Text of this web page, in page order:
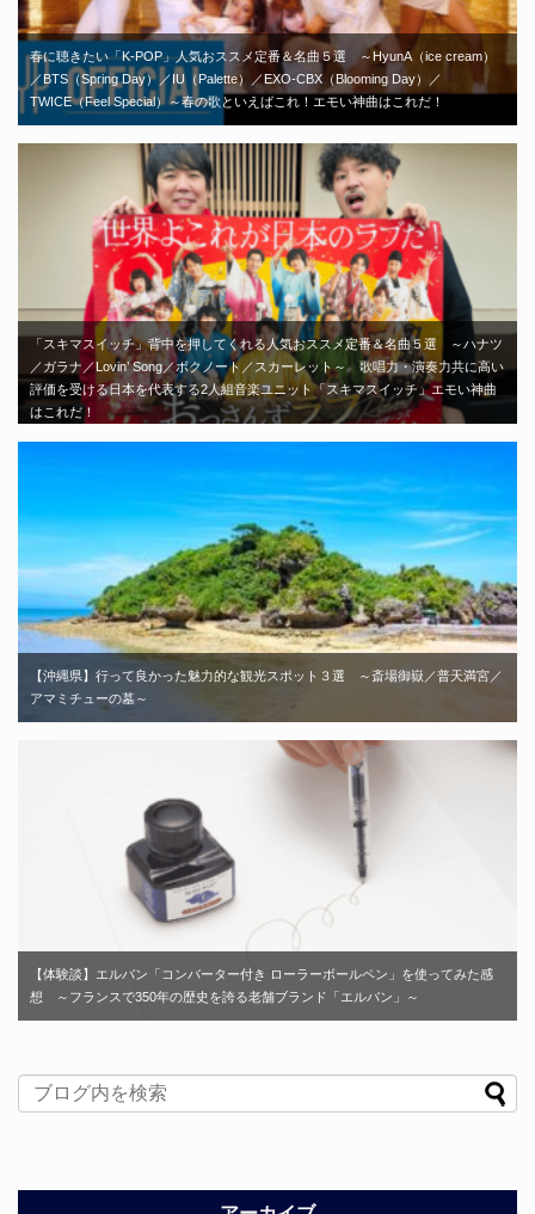
春に聴きたい「K-POP」人気おススメ定番＆名曲５選 ～HyunA（ice cream）
／BTS（Spring Day）／IU（Palette）／EXO-CBX（Blooming Day）／
TWICE（Feel Special）～春の歌といえばこれ！エモい神曲はこれだ！
「スキマスイッチ」背中を押してくれる人気おススメ定番＆名曲５選 ～ハナツ
／ガラナ／Lovin’ Song／ボクノート／スカーレット～ 歌唱力・演奏力共に高い
評価を受ける日本を代表する2人組音楽ユニット「スキマスイッチ」エモい神曲
はこれだ！
【沖縄県】行って良かった魅力的な観光スポット３選 ～斎場御嶽／普天満宮／
アマミチューの墓～
【体験談】エルバン「コンバーター付き ローラーボールペン」を使ってみた感
想 ～フランスで350年の歴史を誇る老舗ブランド「エルバン」～